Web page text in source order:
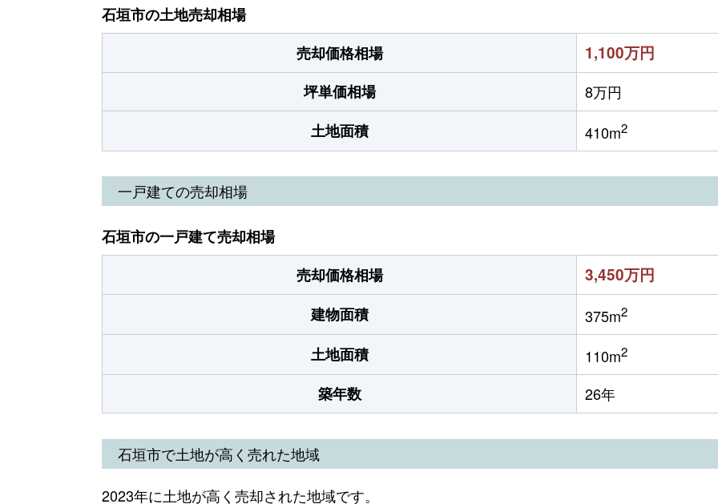
石垣市の土地売却相場
売却価格相場
1,100万円
坪単価相場
8万円
土地面積
410m2
一戸建ての売却相場
石垣市の一戸建て売却相場
売却価格相場
3,450万円
建物面積 375m2
土地面積 110m2
築年数 26年
石垣市で土地が高く売れた地域
2023年に土地が高く売却された地域です。